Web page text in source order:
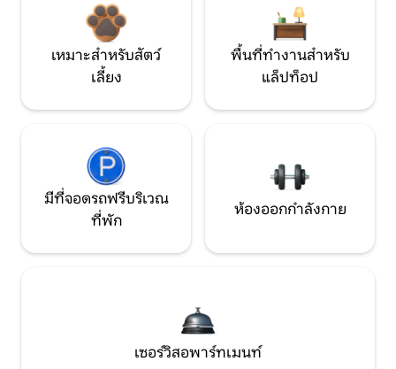
เหมาะสำหรับสัตว์
เลี้ยง
พื้นที่ทำงานสำหรับ
แล็ปท็อป
มีที่จอดรถฟรีบริเวณ
ที่พัก
ห้องออกกำลังกาย
เซอร์วิสอพาร์ทเมนท์